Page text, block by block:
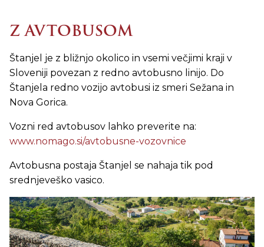
Z AVTOBUSOM
Štanjel je z bližnjo okolico in vsemi večjimi kraji v
Sloveniji povezan z redno avtobusno linijo. Do
Štanjela redno vozijo avtobusi iz smeri Sežana in
Nova Gorica.
Vozni red avtobusov lahko preverite na:
www.nomago.si/avtobusne-vozovnice
Avtobusna postaja Štanjel se nahaja tik pod
srednjeveško vasico.